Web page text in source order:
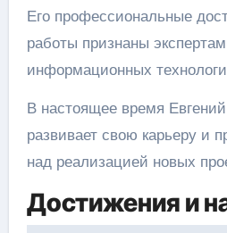
Его профессиональные
работы признаны
информационных
В настоящее время
развивает свою карьеру и
над реализацией новых
Достижения и